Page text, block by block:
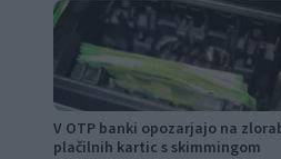
V OTP banki opozarjajo na
plačilnih kartic s skimmingom